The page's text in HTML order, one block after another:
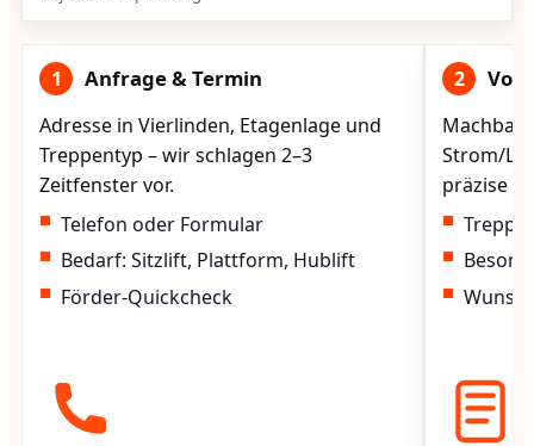
1 Anfrage & Termin
Adresse in Vierlinden, Etagenlage und
Treppentyp – wir schlagen 2–3
Zeitfenster vor.
Telefon oder Formular
Bedarf: Sitzlift, Plattform, Hublift
Förder-Quickcheck
2
Strom/
präzise